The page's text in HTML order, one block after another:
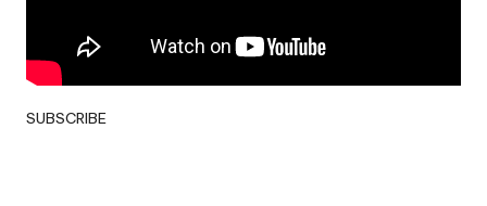
SUBSCRIBE